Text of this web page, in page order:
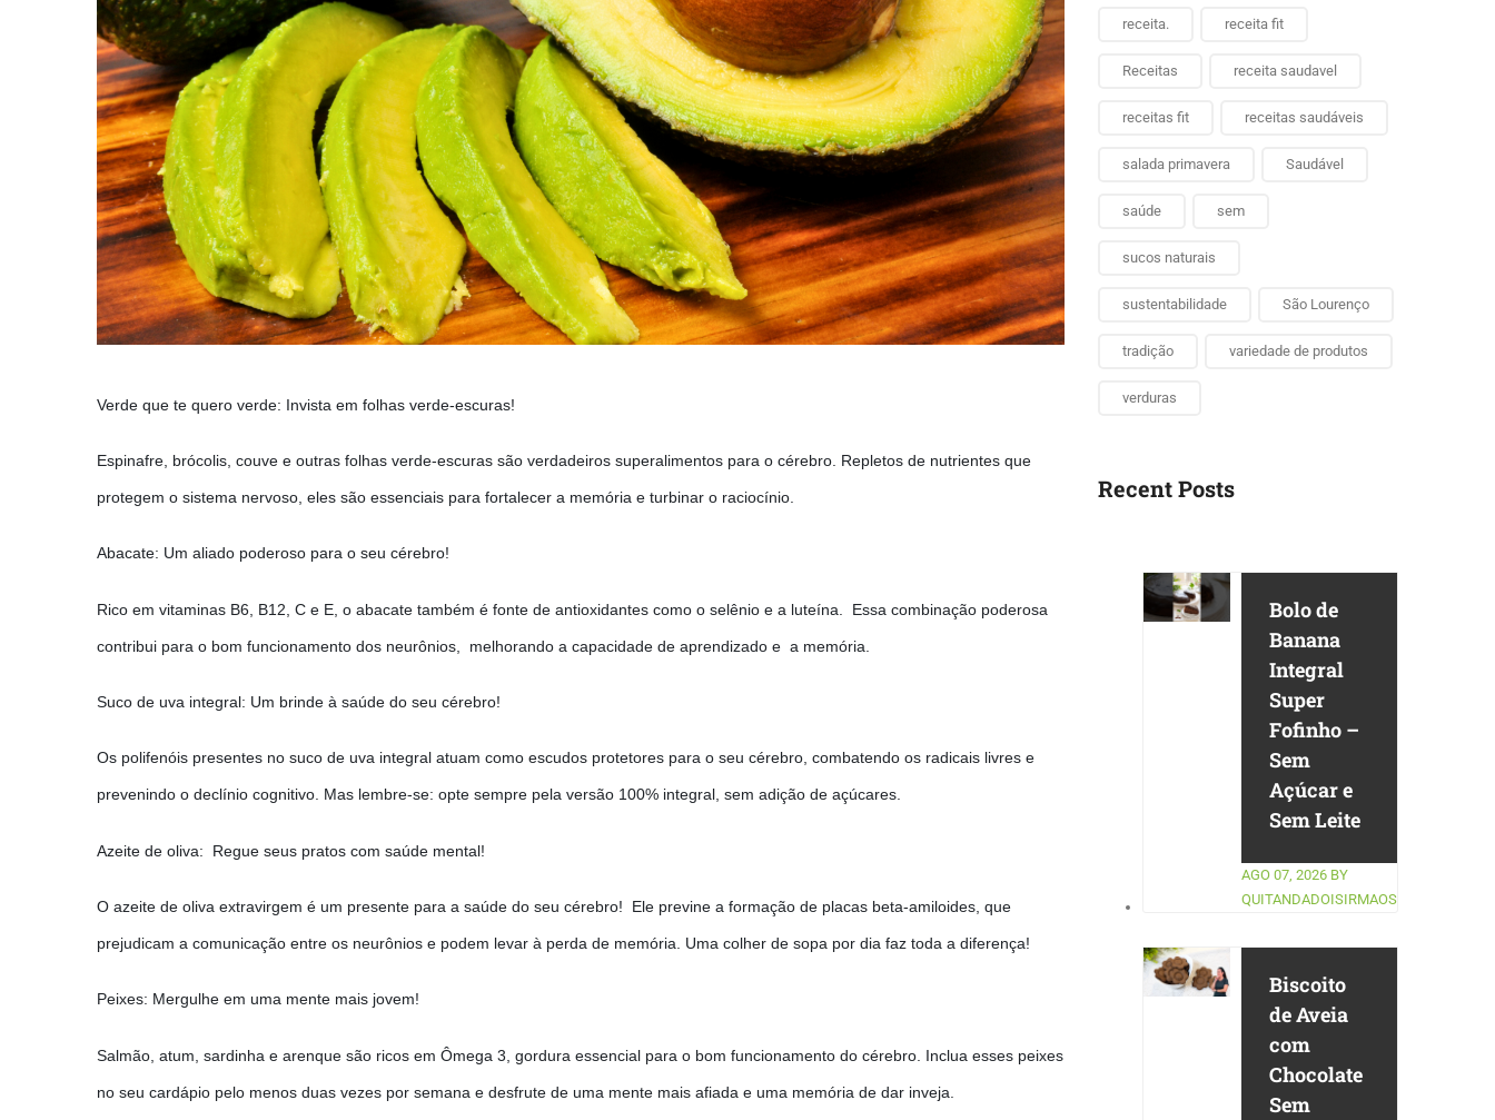
Verde que te quero verde: Invista em folhas verde-escuras!
Espinafre, brócolis, couve e outras folhas verde-escuras são verdadeiros superalimentos para o cérebro. Repletos de nutrientes que
protegem o sistema nervoso, eles são essenciais para fortalecer a memória e turbinar o raciocínio.
Abacate: Um aliado poderoso para o seu cérebro!
Rico em vitaminas B6, B12, C e E, o abacate também é fonte de antioxidantes como o selênio e a luteína. Essa combinação poderosa
contribui para o bom funcionamento dos neurônios, melhorando a capacidade de aprendizado e a memória.
Suco de uva integral: Um brinde à saúde do seu cérebro!
Os polifenóis presentes no suco de uva integral atuam como escudos protetores para o seu cérebro, combatendo os radicais livres e
prevenindo o declínio cognitivo. Mas lembre-se: opte sempre pela versão 100% integral, sem adição de açúcares.
Azeite de oliva: Regue seus pratos com saúde mental!
O azeite de oliva extravirgem é um presente para a saúde do seu cérebro! Ele previne a formação de placas beta-amiloides, que
prejudicam a comunicação entre os neurônios e podem levar à perda de memória. Uma colher de sopa por dia faz toda a diferença!
Peixes: Mergulhe em uma mente mais jovem!
Salmão, atum, sardinha e arenque são ricos em Ômega 3, gordura essencial para o bom funcionamento do cérebro. Inclua esses peixes
no seu cardápio pelo menos duas vezes por semana e desfrute de uma mente mais afiada e uma memória de dar inveja.
receita. receita fit
Receitas receita saudavel
receitas fit receitas saudáveis
salada primavera Saudável
saúde sem
sucos naturais
sustentabilidade São Lourenço
tradição variedade de produtos
verduras
Recent Posts
Bolo de
Banana
Integral
Super
Fofinho –
Sem
Açúcar e
Sem Leite
AGO 07, 2026 BY
QUITANDADOISIRMAOS
Biscoito
de Aveia
com
Chocolate
Sem